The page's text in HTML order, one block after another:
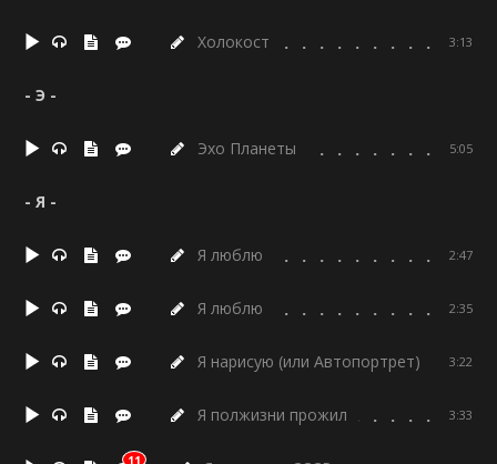
Холокост 3:13
- Э -
Эхо Планеты 5:05
- Я -
Я люблю 2:47
Я люблю 2:35
Я нарисую (или Автопортрет) 3:22
Я полжизни прожил 3:33
11